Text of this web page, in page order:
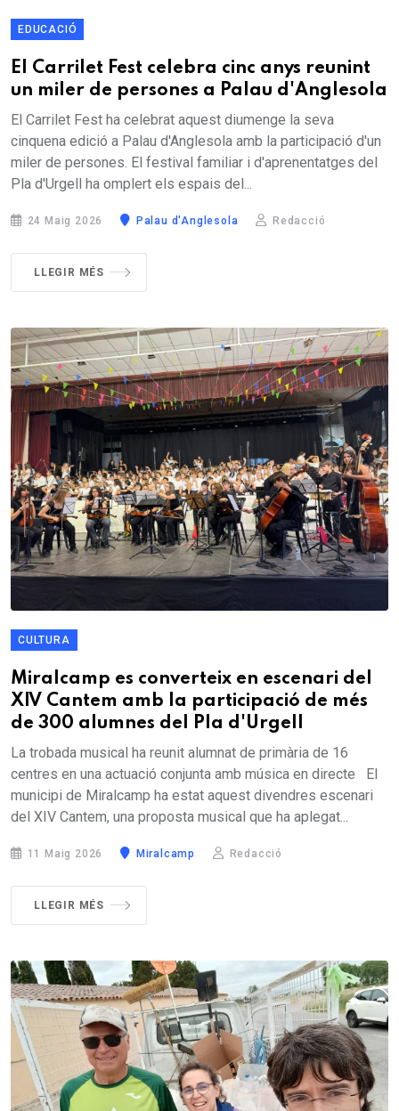
EDUCACIÓ
El Carrilet Fest celebra cinc anys reunint
un miler de persones a Palau d'Anglesola
El Carrilet Fest ha celebrat aquest diumenge la seva
cinquena edició a Palau d'Anglesola amb la participació d'un
miler de persones. El festival familiar i d'aprenentatges del
Pla d'Urgell ha omplert els espais del...
24 Maig 2026 Palau d'Anglesola Redacció
LLEGIR MÉS
CULTURA
Miralcamp es converteix en escenari del
XIV Cantem amb la participació de més
de 300 alumnes del Pla d'Urgell
La trobada musical ha reunit alumnat de primària de 16
centres en una actuació conjunta amb música en directe El
municipi de Miralcamp ha estat aquest divendres escenari
del XIV Cantem, una proposta musical que ha aplegat...
11 Maig 2026 Miralcamp Redacció
LLEGIR MÉS